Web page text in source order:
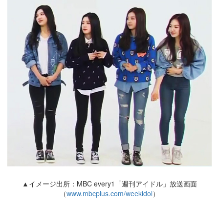
▲イメージ出所：MBC every1「週刊アイドル」放送画面
（www.mbcplus.com/weekidol）